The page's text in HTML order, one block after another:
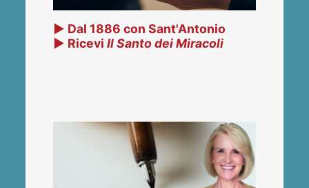
▶ Dal 1886 con Sant'Antonio
▶ RiceviIl Santo dei Miracoli